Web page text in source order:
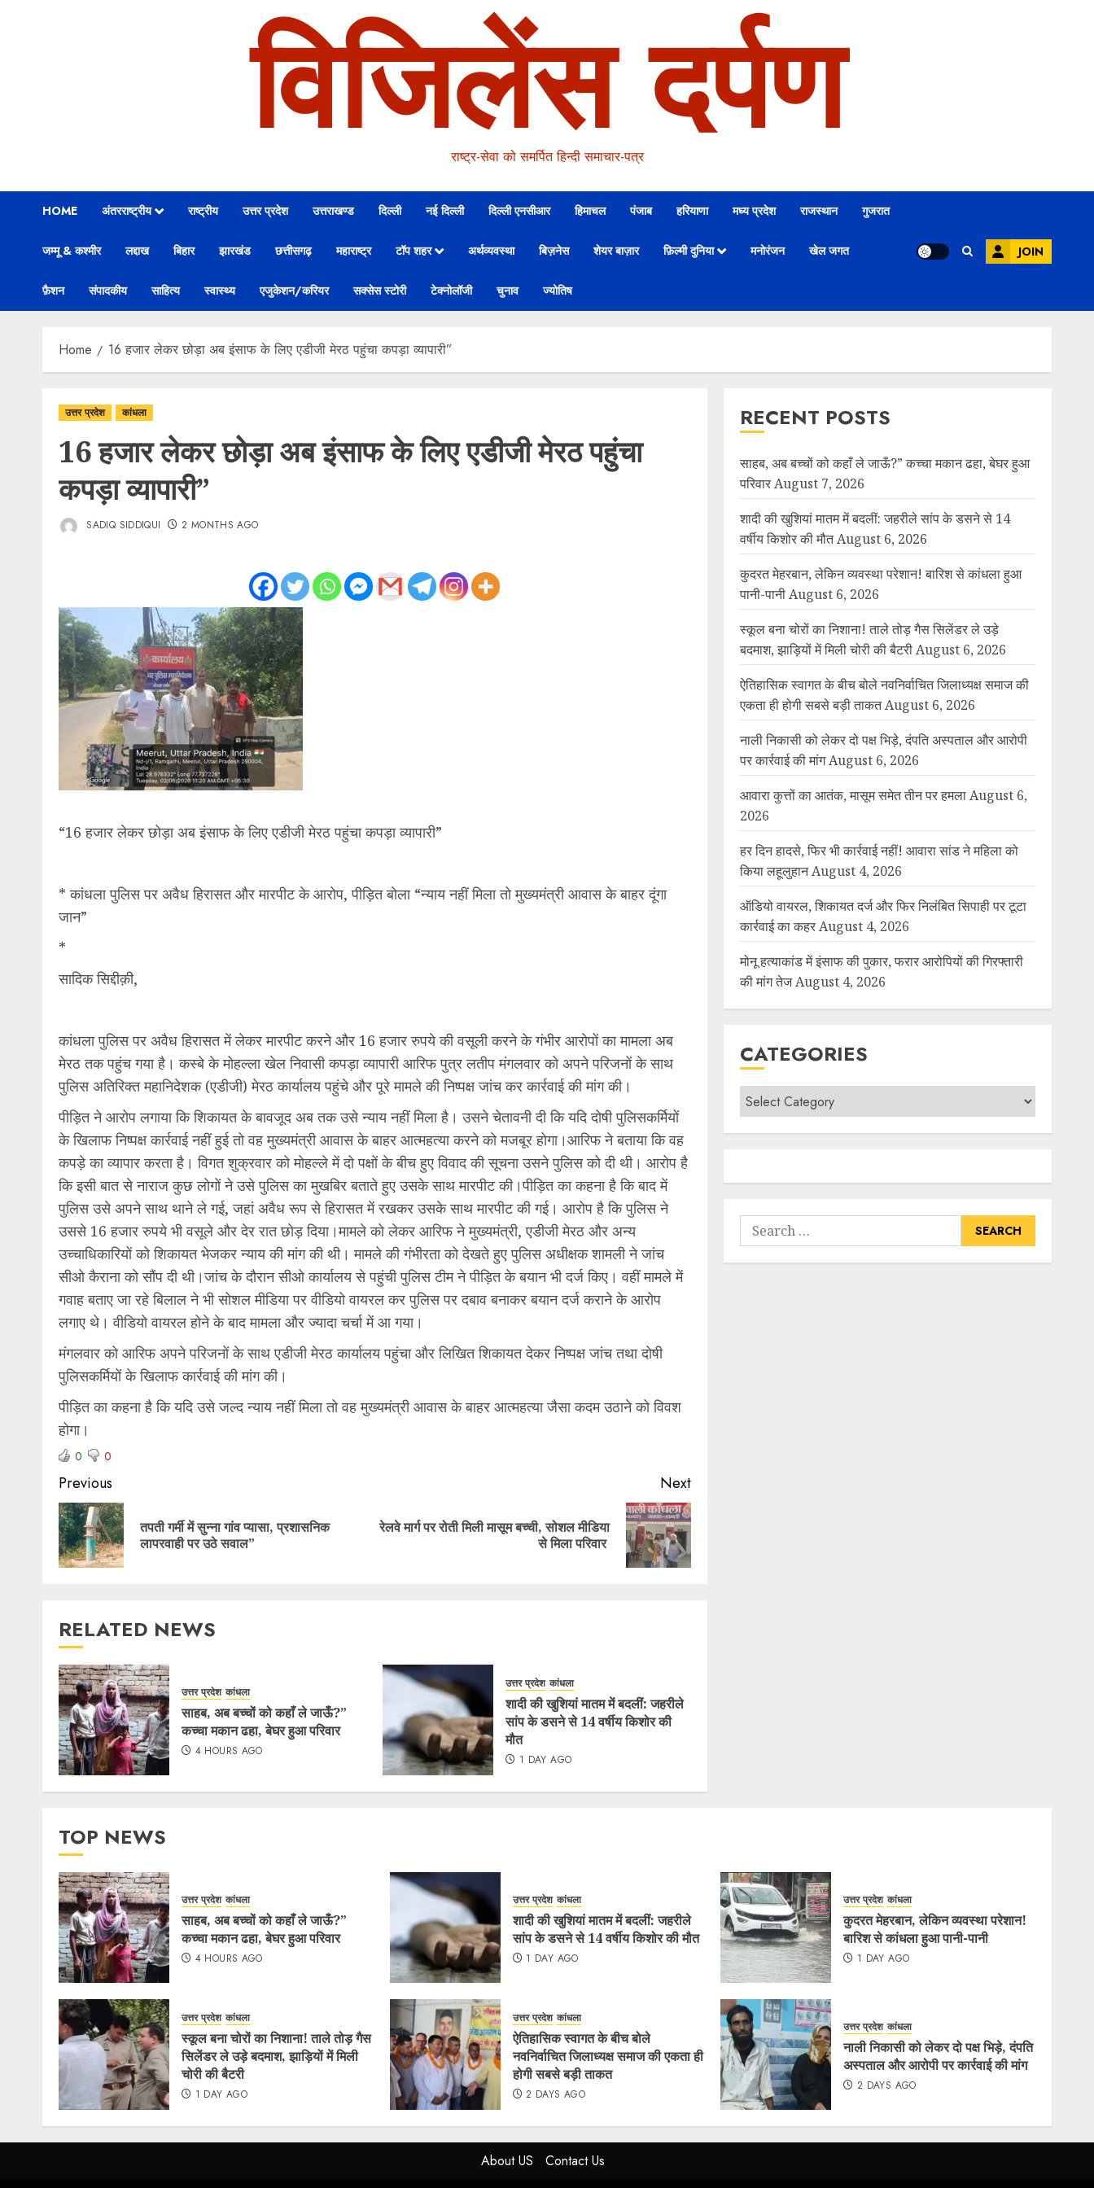
विजिलेंस दर्पण
राष्ट्र-सेवा को समर्पित हिन्दी समाचार-पत्र
HOME अंतरराष्ट्रीय राष्ट्रीय उत्तर प्रदेश उत्तराखण्ड दिल्ली नई दिल्ली दिल्ली एनसीआर हिमाचल पंजाब हरियाणा मध्य प्रदेश राजस्थान गुजरात
जम्मू & कश्मीर लद्दाख बिहार झारखंड छत्तीसगढ़ महाराष्ट्र टॉप शहर अर्थव्यवस्था बिज़नेस शेयर बाज़ार फ़िल्मी दुनिया मनोरंजन खेल जगत
फ़ैशन संपादकीय साहित्य स्वास्थ्य एजुकेशन/करियर सक्सेस स्टोरी टेक्नोलॉजी चुनाव ज्योतिष
JOIN
Home 16 हजार लेकर छोड़ा अब इंसाफ के लिए एडीजी मेरठ पहुंचा कपड़ा व्यापारी”
उत्तर प्रदेश कांधला
16 हजार लेकर छोड़ा अब इंसाफ के लिए एडीजी मेरठ पहुंचा
कपड़ा व्यापारी”
SADIQ SIDDIQUI 2 MONTHS AGO
“16 हजार लेकर छोड़ा अब इंसाफ के लिए एडीजी मेरठ पहुंचा कपड़ा व्यापारी”
* कांधला पुलिस पर अवैध हिरासत और मारपीट के आरोप, पीड़ित बोला “न्याय नहीं मिला तो मुख्यमंत्री आवास के बाहर दूंगा
जान”
*
सादिक सिद्दीक़ी,
कांधला पुलिस पर अवैध हिरासत में लेकर मारपीट करने और 16 हजार रुपये की वसूली करने के गंभीर आरोपों का मामला अब
मेरठ तक पहुंच गया है। कस्बे के मोहल्ला खेल निवासी कपड़ा व्यापारी आरिफ पुत्र लतीप मंगलवार को अपने परिजनों के साथ
पुलिस अतिरिक्त महानिदेशक (एडीजी) मेरठ कार्यालय पहुंचे और पूरे मामले की निष्पक्ष जांच कर कार्रवाई की मांग की।
पीड़ित ने आरोप लगाया कि शिकायत के बावजूद अब तक उसे न्याय नहीं मिला है। उसने चेतावनी दी कि यदि दोषी पुलिसकर्मियों
के खिलाफ निष्पक्ष कार्रवाई नहीं हुई तो वह मुख्यमंत्री आवास के बाहर आत्महत्या करने को मजबूर होगा।आरिफ ने बताया कि वह
कपड़े का व्यापार करता है। विगत शुक्रवार को मोहल्ले में दो पक्षों के बीच हुए विवाद की सूचना उसने पुलिस को दी थी। आरोप है
कि इसी बात से नाराज कुछ लोगों ने उसे पुलिस का मुखबिर बताते हुए उसके साथ मारपीट की।पीड़ित का कहना है कि बाद में
पुलिस उसे अपने साथ थाने ले गई, जहां अवैध रूप से हिरासत में रखकर उसके साथ मारपीट की गई। आरोप है कि पुलिस ने
उससे 16 हजार रुपये भी वसूले और देर रात छोड़ दिया।मामले को लेकर आरिफ ने मुख्यमंत्री, एडीजी मेरठ और अन्य
उच्चाधिकारियों को शिकायत भेजकर न्याय की मांग की थी। मामले की गंभीरता को देखते हुए पुलिस अधीक्षक शामली ने जांच
सीओ कैराना को सौंप दी थी।जांच के दौरान सीओ कार्यालय से पहुंची पुलिस टीम ने पीड़ित के बयान भी दर्ज किए। वहीं मामले में
गवाह बताए जा रहे बिलाल ने भी सोशल मीडिया पर वीडियो वायरल कर पुलिस पर दबाव बनाकर बयान दर्ज कराने के आरोप
लगाए थे। वीडियो वायरल होने के बाद मामला और ज्यादा चर्चा में आ गया।
मंगलवार को आरिफ अपने परिजनों के साथ एडीजी मेरठ कार्यालय पहुंचा और लिखित शिकायत देकर निष्पक्ष जांच तथा दोषी
पुलिसकर्मियों के खिलाफ कार्रवाई की मांग की।
पीड़ित का कहना है कि यदि उसे जल्द न्याय नहीं मिला तो वह मुख्यमंत्री आवास के बाहर आत्महत्या जैसा कदम उठाने को विवश
होगा।
0 0
Previous
तपती गर्मी में सुन्ना गांव प्यासा, प्रशासनिक
लापरवाही पर उठे सवाल”
Next
रेलवे मार्ग पर रोती मिली मासूम बच्ची, सोशल मीडिया
से मिला परिवार
RELATED NEWS
उत्तर प्रदेश कांधला
साहब, अब बच्चों को कहाँ ले जाऊँ?”
कच्चा मकान ढहा, बेघर हुआ परिवार
4 HOURS AGO
उत्तर प्रदेश कांधला
शादी की खुशियां मातम में बदलीं: जहरीले
सांप के डसने से 14 वर्षीय किशोर की
मौत
1 DAY AGO
RECENT POSTS
साहब, अब बच्चों को कहाँ ले जाऊँ?” कच्चा मकान ढहा, बेघर हुआ
परिवार August 7, 2026
शादी की खुशियां मातम में बदलीं: जहरीले सांप के डसने से 14
वर्षीय किशोर की मौत August 6, 2026
कुदरत मेहरबान, लेकिन व्यवस्था परेशान! बारिश से कांधला हुआ
पानी-पानी August 6, 2026
स्कूल बना चोरों का निशाना! ताले तोड़ गैस सिलेंडर ले उड़े
बदमाश, झाड़ियों में मिली चोरी की बैटरी August 6, 2026
ऐतिहासिक स्वागत के बीच बोले नवनिर्वाचित जिलाध्यक्ष समाज की
एकता ही होगी सबसे बड़ी ताकत August 6, 2026
नाली निकासी को लेकर दो पक्ष भिड़े, दंपति अस्पताल और आरोपी
पर कार्रवाई की मांग August 6, 2026
आवारा कुत्तों का आतंक, मासूम समेत तीन पर हमला August 6,
2026
हर दिन हादसे, फिर भी कार्रवाई नहीं! आवारा सांड ने महिला को
किया लहूलुहान August 4, 2026
ऑडियो वायरल, शिकायत दर्ज और फिर निलंबित सिपाही पर टूटा
कार्रवाई का कहर August 4, 2026
मोनू हत्याकांड में इंसाफ की पुकार, फरार आरोपियों की गिरफ्तारी
की मांग तेज August 4, 2026
CATEGORIES
TOP NEWS
उत्तर प्रदेश कांधला
साहब, अब बच्चों को कहाँ ले जाऊँ?”
कच्चा मकान ढहा, बेघर हुआ परिवार
4 HOURS AGO
उत्तर प्रदेश कांधला
शादी की खुशियां मातम में बदलीं: जहरीले
सांप के डसने से 14 वर्षीय किशोर की मौत
1 DAY AGO
उत्तर प्रदेश कांधला
कुदरत मेहरबान, लेकिन व्यवस्था परेशान!
बारिश से कांधला हुआ पानी-पानी
1 DAY AGO
उत्तर प्रदेश कांधला
स्कूल बना चोरों का निशाना! ताले तोड़ गैस
सिलेंडर ले उड़े बदमाश, झाड़ियों में मिली
चोरी की बैटरी
1 DAY AGO
उत्तर प्रदेश कांधला
ऐतिहासिक स्वागत के बीच बोले
नवनिर्वाचित जिलाध्यक्ष समाज की एकता ही
होगी सबसे बड़ी ताकत
2 DAYS AGO
उत्तर प्रदेश कांधला
नाली निकासी को लेकर दो पक्ष भिड़े, दंपति
अस्पताल और आरोपी पर कार्रवाई की मांग
2 DAYS AGO
About US Contact Us